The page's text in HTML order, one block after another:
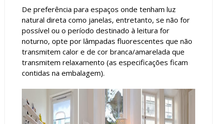
De preferência para espaços onde tenham luz
natural direta como janelas, entretanto, se não for
possível ou o período destinado à leitura for
noturno, opte por lâmpadas fluorescentes que não
transmitem calor e de cor branca/amarelada que
transmitem relaxamento (as especificações ficam
contidas na embalagem).